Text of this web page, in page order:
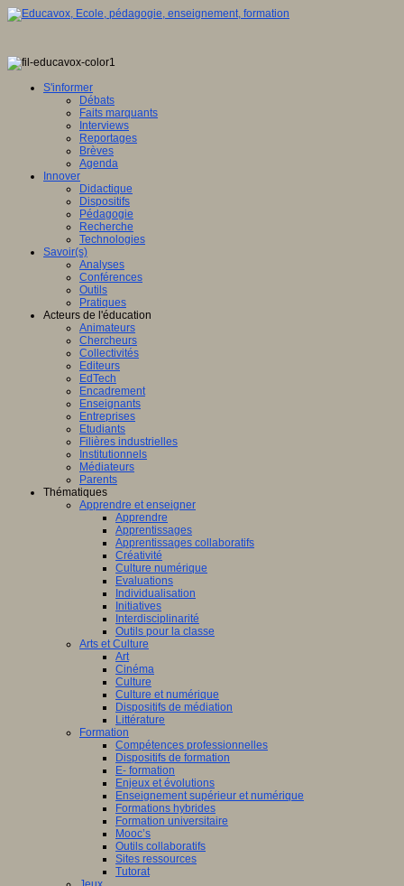
S'informer
Débats
Faits marquants
Interviews
Reportages
Brèves
Agenda
Innover
Didactique
Dispositifs
Pédagogie
Recherche
Technologies
Savoir(s)
Analyses
Conférences
Outils
Pratiques
Acteurs de l'éducation
Animateurs
Chercheurs
Collectivités
Editeurs
EdTech
Encadrement
Enseignants
Entreprises
Etudiants
Filières industrielles
Institutionnels
Médiateurs
Parents
Thématiques
Apprendre et enseigner
Apprendre
Apprentissages
Apprentissages collaboratifs
Créativité
Culture numérique
Evaluations
Individualisation
Initiatives
Interdisciplinarité
Outils pour la classe
Arts et Culture
Art
Cinéma
Culture
Culture et numérique
Dispositifs de médiation
Littérature
Formation
Compétences professionnelles
Dispositifs de formation
E- formation
Enjeux et évolutions
Enseignement supérieur et numérique
Formations hybrides
Formation universitaire
Mooc’s
Outils collaboratifs
Sites ressources
Tutorat